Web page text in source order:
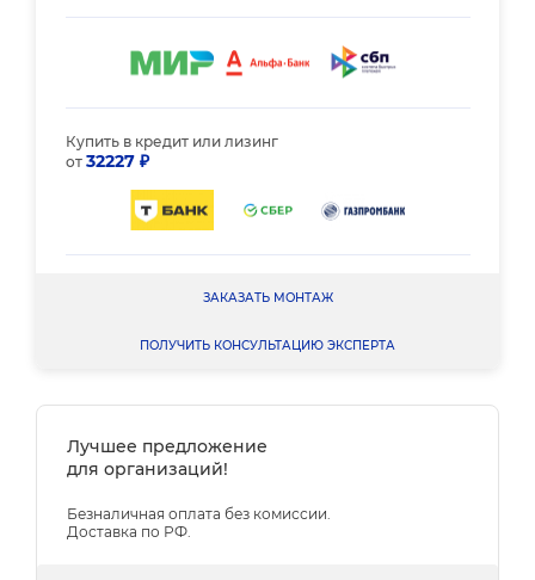
Купить в кредит или лизинг
от 32227 ₽
ЗАКАЗАТЬ МОНТАЖ
ПОЛУЧИТЬ КОНСУЛЬТАЦИЮ ЭКСПЕРТА
Лучшее предложение
для организаций!
Безналичная оплата без комиссии.
Доставка по РФ.